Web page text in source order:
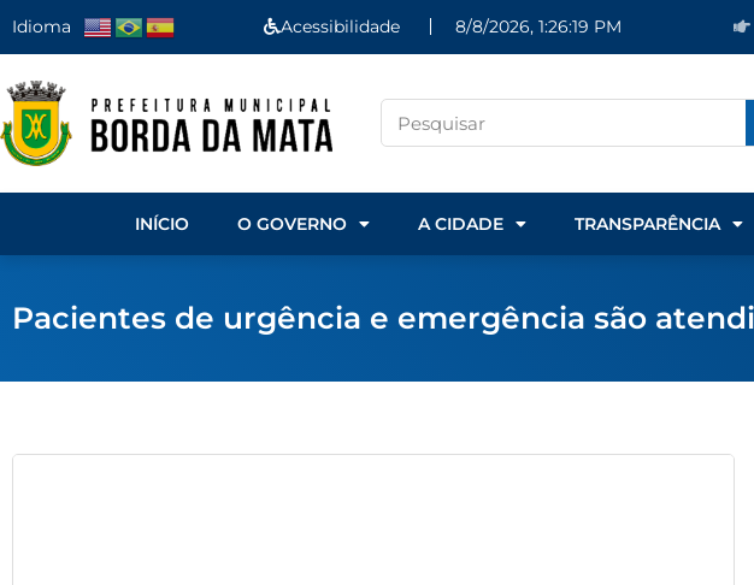
Idioma Acessibilidade 8/8/2026, 1:26:19 PM
INÍCIO O GOVERNO A CIDADE TRANSPARÊNCIA
Pacientes de urgência e emergência são